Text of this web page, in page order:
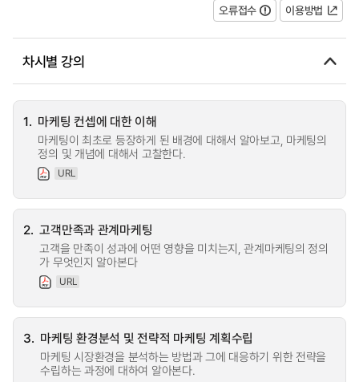
오류접수
이용방법
차시별 강의
1. 마케팅 컨셉에 대한 이해
마케팅이 최초로 등장하게 된 배경에 대해서 알아보고, 마케팅의
정의 및 개념에 대해서 고찰한다.
URL
2. 고객만족과 관계마케팅
고객을 만족이 성과에 어떤 영향을 미치는지, 관계마케팅의 정의
가 무엇인지 알아본다
URL
3. 마케팅 환경분석 및 전략적 마케팅 계획수립
마케팅 시장환경을 분석하는 방법과 그에 대응하기 위한 전략을
수립하는 과정에 대하여 알아본다.